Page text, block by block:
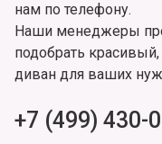
нам по телефону.
Наши менеджеры
подобрать
диван для ваших
+7 (499) 430-